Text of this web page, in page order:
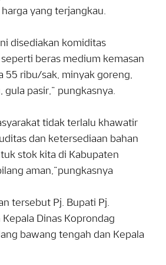
yang terjangkau.
disediakan komiditas
beras medium kemasan
55 ribu/sak, minyak goreng,
pasir,” pungkasnya.
tidak terlalu khawatir
dan ketersediaan bahan
stok kita di Kabupaten
aman,”pungkasnya
tersebut Pj. Bupati Pj.
Dinas Koprondag
bawang tengah dan Kepala